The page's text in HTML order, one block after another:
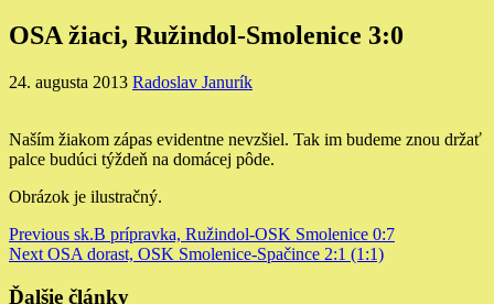
OSA žiaci, Ružindol-Smolenice 3:0
24. augusta 2013 Radoslav Janurík
Naším žiakom zápas evidentne nevzšiel. Tak im budeme znou držať
palce budúci týždeň na domácej pôde.
Obrázok je ilustračný.
Continue
Reading
Previous sk.B prípravka, Ružindol-OSK Smolenice 0:7
Next OSA dorast, OSK Smolenice-Spačince 2:1 (1:1)
Ďalšie články